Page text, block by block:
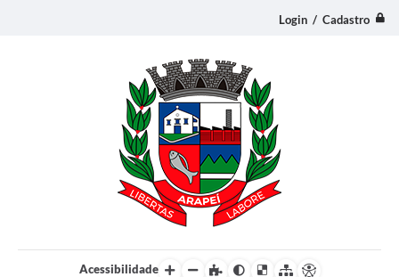
Login / Cadastro
Acessibilidade